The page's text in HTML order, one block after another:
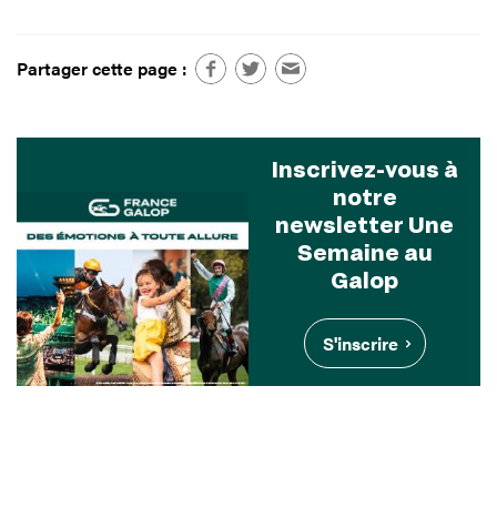
Partager cette page :
Inscrivez-vous à
notre
newsletter Une
Semaine au
Galop
S'inscrire